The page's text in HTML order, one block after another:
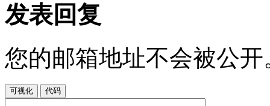
发表回复
您的邮箱地址不会被公开
可视化 代码